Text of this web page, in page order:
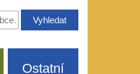
Ostatní